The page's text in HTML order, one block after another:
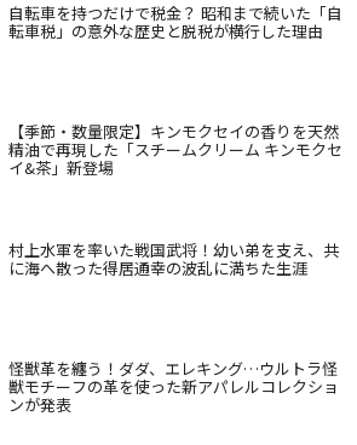
自転車を持つだけで税金？ 昭和まで続いた「自
転車税」の意外な歴史と脱税が横行した理由
【季節・数量限定】キンモクセイの香りを天然
精油で再現した「スチームクリーム キンモクセ
イ&茶」新登場
村上水軍を率いた戦国武将！幼い弟を支え、共
に海へ散った得居通幸の波乱に満ちた生涯
怪獣革を纏う！ダダ、エレキング…ウルトラ怪
獣モチーフの革を使った新アパレルコレクショ
ンが発表